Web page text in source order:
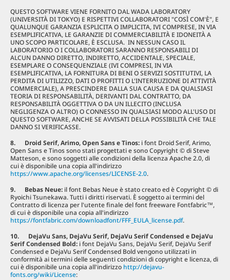
QUESTO SOFTWARE VIENE FORNITO DAL WADA LABORATORY
(UNIVERSITÀ DI TOKYO) E RISPETTIVI COLLABORATORI "COSÌ COM'È", E
QUALUNQUE GARANZIA ESPLICITA O IMPLICITA, IVI COMPRESE, IN VIA
ESEMPLIFICATIVA, LE GARANZIE DI COMMERCIABILITÀ E IDONEITÀ A
UNO SCOPO PARTICOLARE, È ESCLUSA. IN NESSUN CASO IL
LABORATORIO O I COLLABORATORI SARANNO RESPONSABILI DI
ALCUN DANNO DIRETTO, INDIRETTO, ACCIDENTALE, SPECIALE,
ESEMPLARE O CONSEQUENZIALE (IVI COMPRESI, IN VIA
ESEMPLIFICATIVA, LA FORNITURA DI BENI O SERVIZI SOSTITUTIVI, LA
PERDITA DI UTILIZZO, DATI O PROFITTI O L'INTERRUZIONE DI ATTIVITÀ
COMMERCIALE), A PRESCINDERE DALLA SUA CAUSA E DA QUALSIASI
TEORIA DI RESPONSABILITÀ, DERIVANTI DAL CONTRATTO, DA
RESPONSABILITÀ OGGETTIVA O DA UN ILLECITO (INCLUSA
NEGLIGENZA O ALTRO) O CONNESSO IN QUALSIASI MODO ALL'USO DI
QUESTO SOFTWARE, ANCHE SE AVVISATI DELLA POSSIBILITÀ CHE TALE
DANNO SI VERIFICASSE.
8. Droid Serif, Arimo, Open Sans e Tinos: i font Droid Serif, Arimo,
Open Sans e Tinos sono stati progettati e sono Copyright © di Steve
Matteson, e sono soggetti alle condizioni della licenza Apache 2.0, di
cui è disponibile una copia all'indirizzo
https://www.apache.org/licenses/LICENSE-2.0.
9. Bebas Neue: il font Bebas Neue è stato creato ed è Copyright © di
Ryoichi Tsunekawa. Tutti i diritti riservati. È soggetto ai termini del
Contratto di licenza per l'utente finale del font freeware Fontfabric™,
di cui è disponibile una copia all'indirizzo
https://fontfabric.com/downloadfont/FFF_EULA_license.pdf.
10. DejaVu Sans, DejaVu Serif, DejaVu Serif Condensed e DejaVu
Serif Condensed Bold: i font DejaVu Sans, DejaVu Serif, DejaVu Serif
Condensed e DejaVu Serif Condensed Bold vengono utilizzati in
conformità ai termini delle seguenti condizioni di copyright e licenza, di
cui è disponibile una copia all'indirizzo http://dejavu-
fonts.org/wiki/License: